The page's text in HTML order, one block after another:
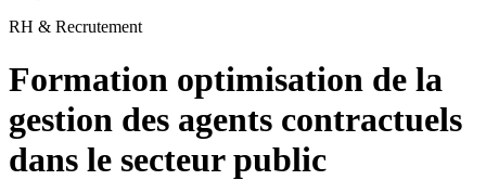
RH & Recrutement
Formation optimisation de la
gestion des agents contractuels
dans le secteur public